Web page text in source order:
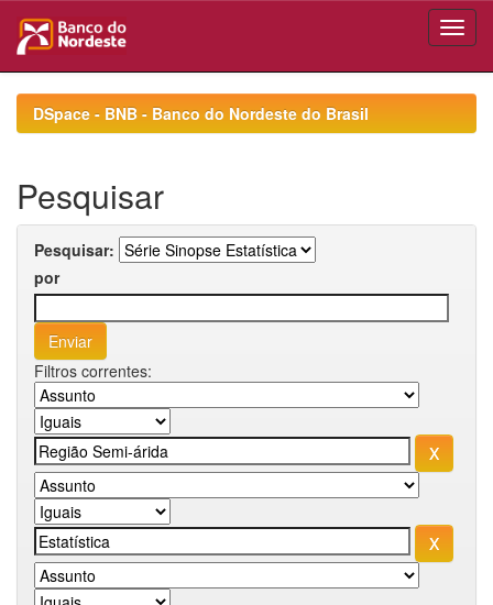
navigationDSpace - BNB - Banco do Nordeste do Brasil
Pesquisar
Pesquisar:
por
Filtros correntes: